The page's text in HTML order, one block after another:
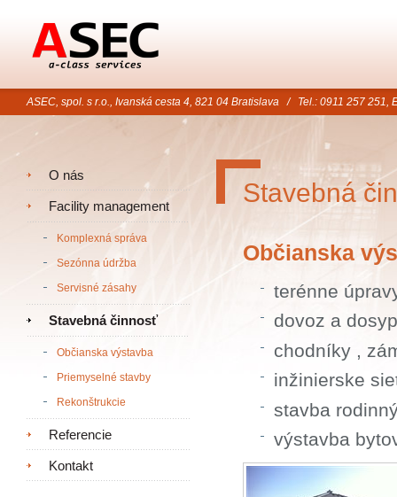
ASEC, spol. s r.o., Ivanská cesta 4, 821 04 Bratislava / Tel.: 0911 257 251,
O nás
Facility management
Komplexná správa
Sezónna údržba
Servisné zásahy
Stavebná činnosť
Občianska výstavba
Priemyselné stavby
Rekonštrukcie
Referencie
Kontakt
Stavebná
Občianska
terénne
dovoz a
chodníky ,
inžinierske
stavba
výstavba